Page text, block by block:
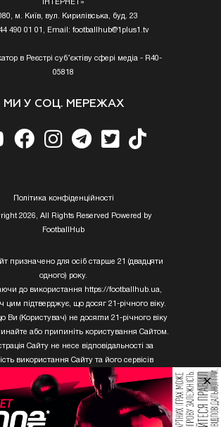
ІНТЕРНЕТ»
м. Київ, вул. Кирилівська, буд. 23
490 01 01, Email: footballhub@1plus1.tv
в Реєстрі суб’єктіву сфері медіа - R40-
05818
МИ У СОЦ. МЕРЕЖАХ
Полiтика конфiденцiйностi
2026, All Rights Reserved Powered by
FootballHub
призначено для осіб старше 21 (двадцяти
одного) року.
до використання https://footballhub.ua,
цим підтверджує, що досяг 21-річного віку.
Ви (Користувач) не досягли 21-річного віку
або припиніть користування Сайтом.
Сайту не несе відповідальності за
використання Сайту та його сервісів
який не досяг 21-річного віку.
Images, що розміщені на сайті, не можуть
третіми особами без письмового
×